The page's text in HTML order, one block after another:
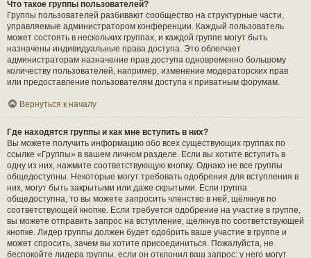
Что такое группы пользователей?
Группы пользователей разбивают сообщество на структурные части,
управляемые администратором конференции. Каждый пользователь
может состоять в нескольких группах, и каждой группе могут быть
назначены индивидуальные права доступа. Это облегчает
администраторам назначение прав доступа одновременно большому
количеству пользователей, например, изменение модераторских прав
или предоставление пользователям доступа к приватным форумам.
Вернуться к началу
Где находятся группы и как мне вступить в них?
Вы можете получить информацию обо всех существующих группах по
ссылке «Группы» в вашем личном разделе. Если вы хотите вступить в
одну из них, нажмите соответствующую кнопку. Однако не все группы
общедоступны. Некоторые могут требовать одобрения для вступления в
них, могут быть закрытыми или даже скрытыми. Если группа
общедоступна, то вы можете запросить членство в ней, щёлкнув по
соответствующей кнопке. Если требуется одобрение на участие в группе,
вы можете отправить запрос на вступление, щёлкнув по соответствующей
кнопке. Лидер группы должен будет одобрить ваше участие в группе и
может спросить, зачем вы хотите присоединиться. Пожалуйста, не
беспокойте лидера группы, если он отклонил ваш запрос; у него могут